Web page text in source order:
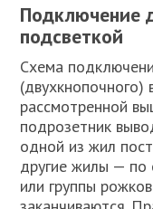
Подключение
подсветкой
Схема
(двухкнопочного)
рассмотренной
подрозетник
одной из жил
другие жилы — по
или группы